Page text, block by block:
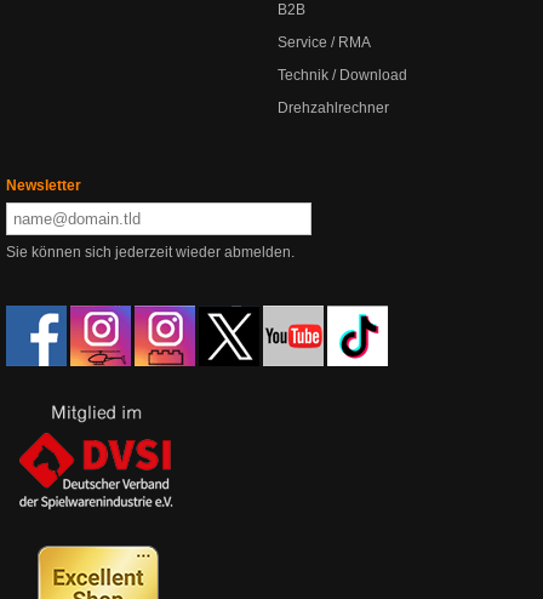
B2B
Service / RMA
Technik / Download
Drehzahlrechner
Newsletter
Sie können sich jederzeit wieder abmelden.